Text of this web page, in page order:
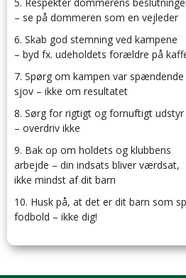
– se på dommeren som en vejleder
6. Skab god stemning ved kampene
– byd fx. udeholdets forældre på
7. Spørg om kampen var
sjov – ikke om resultatet
8. Sørg for rigtigt og fornuftigt udstyr
– overdriv ikke
9. Bak op om holdets og klubbens
arbejde – din indsats bliver værdsat,
ikke mindst af dit barn
10. Husk på, at det er dit barn som
fodbold – ikke dig!